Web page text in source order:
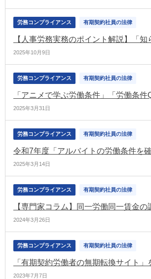
労務コンプライアンス 有期契約社員の法律
2025年10月9日
労務コンプライアンス 有期契約社員の法律
2025年3月31日
労務コンプライアンス 有期契約社員の法律
2025年3月14日
労務コンプライアンス 有期契約社員の法律
2024年3月26日
労務コンプライアンス 有期契約社員の法律
2023年7月7日